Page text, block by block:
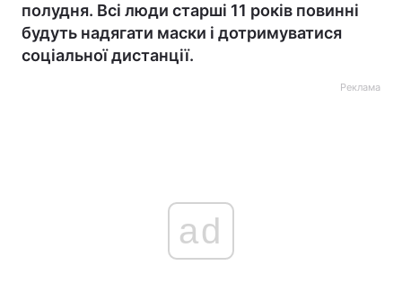
полудня. Всі люди старші 11 років повинні
будуть надягати маски і дотримуватися
соціальної дистанції.
Реклама
ad